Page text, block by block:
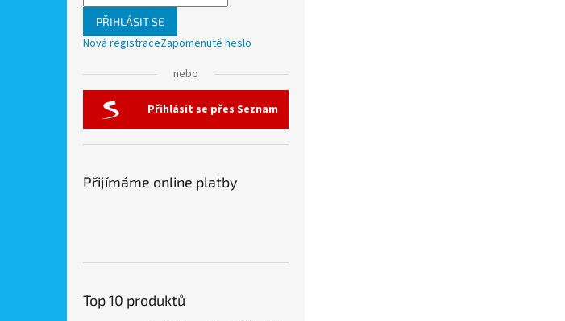
PŘIHLÁSIT SE
Nová registraceZapomenuté heslo
nebo
Přihlásit se přes Seznam
Přijímáme online platby
Top 10 produktů